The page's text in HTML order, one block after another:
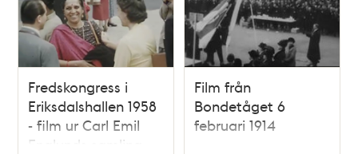
Fredskongress i
Eriksdalshallen 1958
- film ur Carl Emil
Englunds samling
Film från
Bondetåget 6
februari 1914